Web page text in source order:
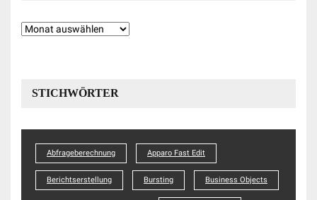
Beitragshistorie
STICHWÖRTER
Abfrageberechnung Apparo Fast Edit
Berichtserstellung Bursting Business Objects